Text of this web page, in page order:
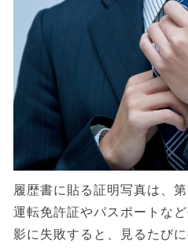
履歴書に貼る証明写真は、
運転免許証やパスポートな
影に失敗すると、見るたび